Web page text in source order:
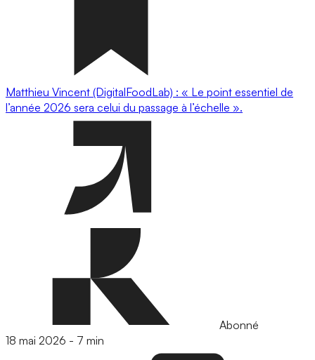
Matthieu Vincent (DigitalFoodLab) : « Le point essentiel de
l’année 2026 sera celui du passage à l’échelle ».
Abonné
18 mai 2026 - 7 min